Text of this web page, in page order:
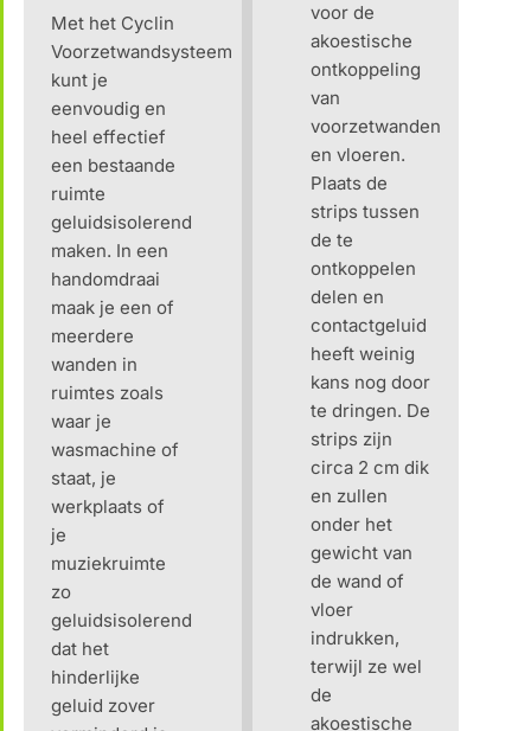
Met het Cyclin
Voorzetwandsysteem
kunt je
eenvoudig en
heel effectief
een bestaande
ruimte
geluidsisolerend
maken. In een
handomdraai
maak je een of
meerdere
wanden in
ruimtes zoals
waar je
wasmachine of
staat, je
werkplaats of
je
muziekruimte
zo
geluidsisolerend
dat het
hinderlijke
geluid zover
voor de
akoestische
ontkoppeling
van
voorzetwanden
en vloeren.
Plaats de
strips tussen
de te
ontkoppelen
delen en
contactgeluid
heeft weinig
kans nog door
te dringen. De
strips zijn
circa 2 cm dik
en zullen
onder het
gewicht van
de wand of
vloer
indrukken,
terwijl ze wel
de
akoestische